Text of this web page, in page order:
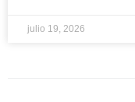
julio 19, 2026